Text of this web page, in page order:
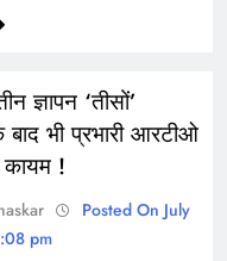
ज्ञापन ‘तीसों’
भी प्रभारी आरटीओ
कायम !
Posted On July
pm